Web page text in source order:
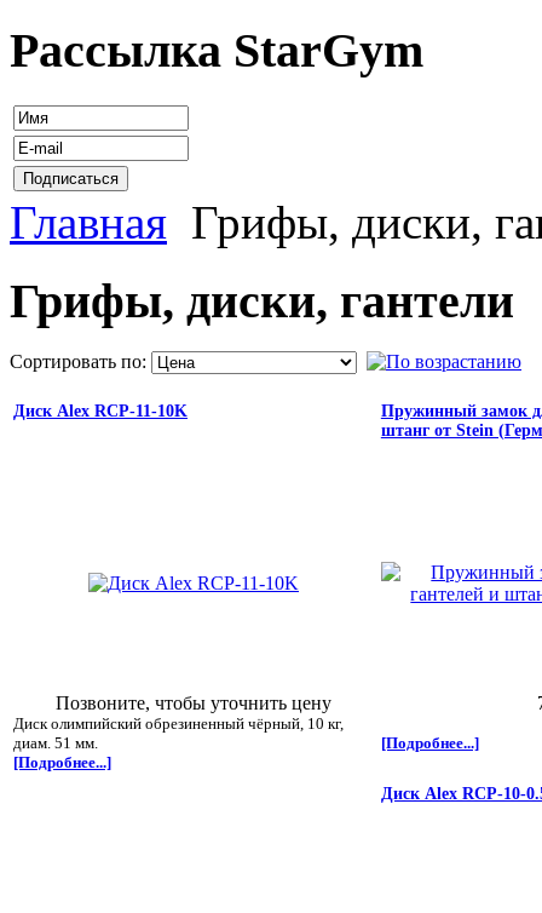
Рассылка StarGym
Главная Грифы, диски,
Грифы, диски, гантели
Сортировать по:
Диск Alex RCP-11-10K
Позвоните, чтобы уточнить цену
Диск олимпийский обрезиненный чёрный, 10 кг,
диам. 51 мм.
[Подробнее...]
Пружинный замок
штанг от Stein
[Подробнее...]
Диск Alex RCP-10-